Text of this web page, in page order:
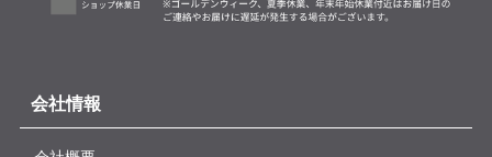
会社情報